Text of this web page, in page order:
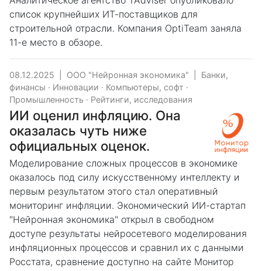
список крупнейших ИТ-поставщиков для
строительной отрасли. Компания OptiTeam заняла
11-е место в обзоре.
08.12.2025 ООО "Нейронная экономика"
Банки,
финансы · Инновации · Компьютеры, софт ·
Промышленность · Рейтинги, исследования
ИИ оценил инфляцию. Она
оказалась чуть ниже
официальных оценок.
Моделирование сложных процессов в экономике
оказалось под силу искусственному интеллекту и
первым результатом этого стал оперативный
мониторинг инфляции. Экономический ИИ-стартап
"Нейронная экономика" открыл в свободном
доступе результаты нейросетевого моделирования
инфляционных процессов и сравнил их с данными
Росстата, сравнение доступно на сайте Монитор